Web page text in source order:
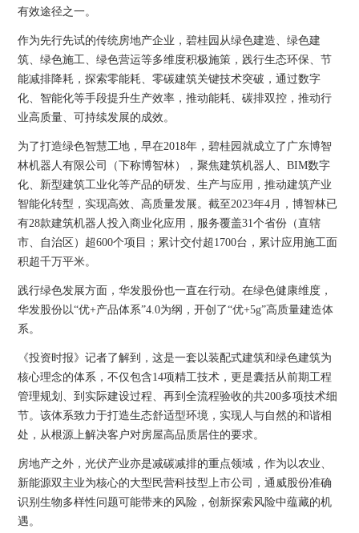
有效途径之一。
作为先行先试的传统房地产企业，碧桂园从绿色建造、绿色建
筑、绿色施工、绿色营运等多维度积极施策，践行生态环保、节
能减排降耗，探索零能耗、零碳建筑关键技术突破，通过数字
化、智能化等手段提升生产效率，推动能耗、碳排双控，推动行
业高质量、可持续发展的成效。
为了打造绿色智慧工地，早在2018年，碧桂园就成立了广东博智
林机器人有限公司（下称博智林），聚焦建筑机器人、BIM数字
化、新型建筑工业化等产品的研发、生产与应用，推动建筑产业
智能化转型，实现高效、高质量发展。截至2023年4月，博智林已
有28款建筑机器人投入商业化应用，服务覆盖31个省份（直辖
市、自治区）超600个项目；累计交付超1700台，累计应用施工面
积超千万平米。
践行绿色发展方面，华发股份也一直在行动。在绿色健康维度，
华发股份以“优+产品体系”4.0为纲，开创了“优+5g”高质量建造体
系。
《投资时报》记者了解到，这是一套以装配式建筑和绿色建筑为
核心理念的体系，不仅包含14项精工技术，更是囊括从前期工程
管理规划、到实际建设过程、再到全流程验收的共200多项技术细
节。该体系致力于打造生态舒适型环境，实现人与自然的和谐相
处，从根源上解决客户对房屋高品质居住的要求。
房地产之外，光伏产业亦是减碳减排的重点领域，作为以农业、
新能源双主业为核心的大型民营科技型上市公司，通威股份准确
识别生物多样性问题可能带来的风险，创新探索风险中蕴藏的机
遇。